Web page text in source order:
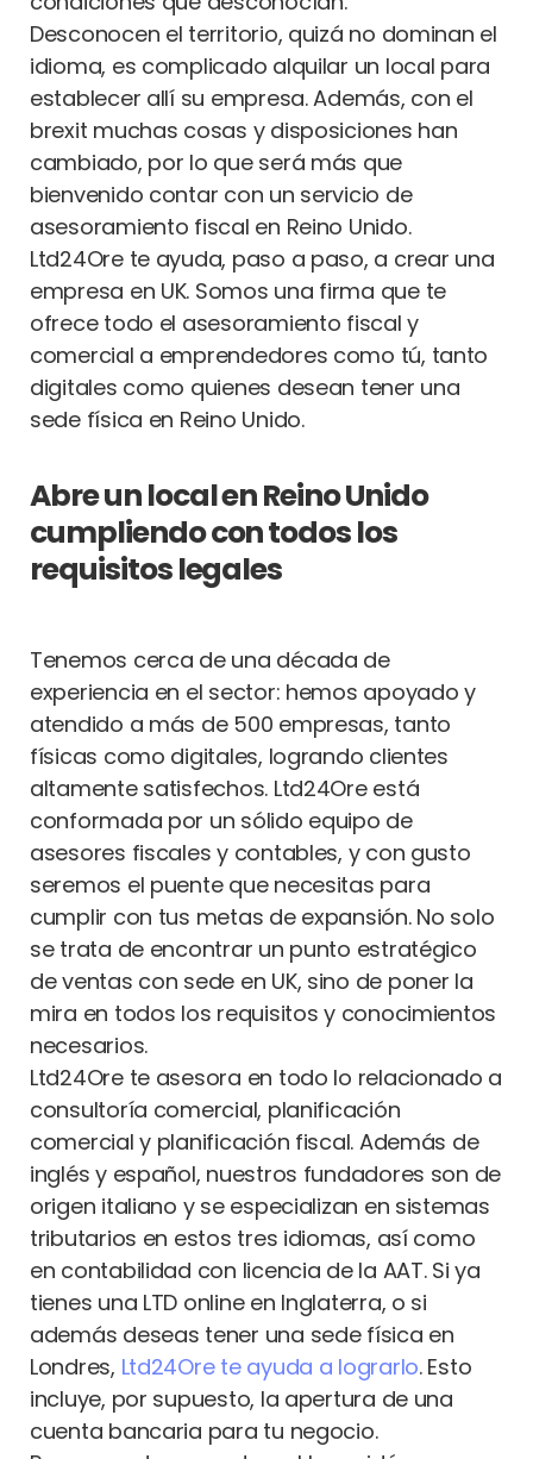
Desconocen el territorio, quizá no dominan el
idioma, es complicado alquilar un local para
establecer allí su empresa. Además, con el
brexit muchas cosas y disposiciones han
cambiado, por lo que será más que
bienvenido contar con un servicio de
asesoramiento fiscal en Reino Unido.
Ltd24Ore te ayuda, paso a paso, a crear una
empresa en UK. Somos una firma que te
ofrece todo el asesoramiento fiscal y
comercial a emprendedores como tú, tanto
digitales como quienes desean tener una
sede física en Reino Unido.
Abre un local en Reino Unido
cumpliendo con todos los
requisitos legales
Tenemos cerca de una década de
experiencia en el sector: hemos apoyado y
atendido a más de 500 empresas, tanto
físicas como digitales, logrando clientes
altamente satisfechos. Ltd24Ore está
conformada por un sólido equipo de
asesores fiscales y contables, y con gusto
seremos el puente que necesitas para
cumplir con tus metas de expansión. No solo
se trata de encontrar un punto estratégico
de ventas con sede en UK, sino de poner la
mira en todos los requisitos y conocimientos
necesarios.
Ltd24Ore te asesora en todo lo relacionado a
consultoría comercial, planificación
comercial y planificación fiscal. Además de
inglés y español, nuestros fundadores son de
origen italiano y se especializan en sistemas
tributarios en estos tres idiomas, así como
en contabilidad con licencia de la AAT. Si ya
tienes una LTD online en Inglaterra, o si
además deseas tener una sede física en
Londres, Ltd24Ore te ayuda a lograrlo. Esto
incluye, por supuesto, la apertura de una
cuenta bancaria para tu negocio.